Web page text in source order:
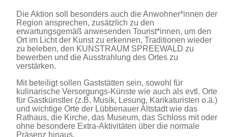
Die Aktion soll besonders auch die Anwohner*innen der
Region ansprechen, zusätzlich zu den
erwartungsgemäß anwesenden Tourist*innen, um den
Ort im Licht der Kunst zu erkennen, Traditionen wieder
zu beleben, den KUNSTRAUM SPREEWALD zu
bewerben und die Ausstrahlung des Ortes zu
verstärken.
Mit beteiligt sollen Gaststätten sein, sowohl für
kulinarische Versorgungs-Künste wie auch als evtl. Orte
für Gastkünstler (z.B. Musik, Lesung, Karikaturisten o.ä.)
und wichtige Orte der Lübbenauer Altstadt wie das
Rathaus, die Kirche, das Museum, das Schloss mit oder
ohne besondere Extra-Aktivitäten über die normale
Präsenz hinaus.